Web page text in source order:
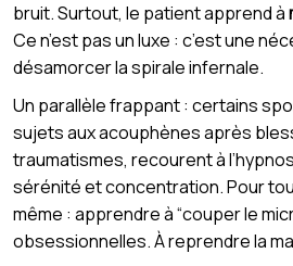
bruit. Surtout, le patient apprend à
Ce n’est pas un luxe : c’est une
désamorcer la spirale infernale.
Un parallèle frappant : certains
sujets aux acouphènes après
traumatismes, recourent à
sérénité et concentration. Pour
même : apprendre à “couper le
obsessionnelles. À reprendre la